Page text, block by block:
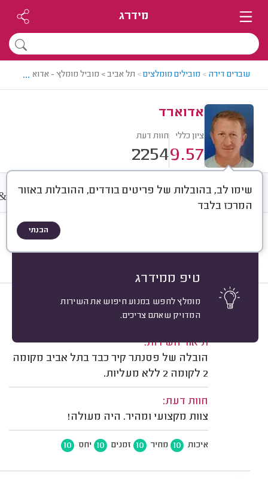
מידרג
עוברים דירה > מובילים מומלצים> תל אביב > מוביל מומלץ - אדוארד
...
אדוארד
ציון כללי
9.57
חוות דעת
2254
שימו לב, בהובלות של פריטים בודדים, ההובלות באזור
המרכז בלבד
הבנתי
טיפ ממידרג
מומלץ לחפש במנוע חיפוש את השירות
המדויק שאתם צריכים.
חוות דעת מחירים ממוצע
אופיר א. תל אביב.
משוב: 05/08/2026
תיאור השירות:
הובלה של פסנתר קיר כבד בתל אביב מקומה
2 לקומה 2 ללא מעליות.
חוות דעת:
צוות מקצועי ומהיר. היה מעולה!
איכות 10 מחיר 10 זמנים 10 יחס 10
10